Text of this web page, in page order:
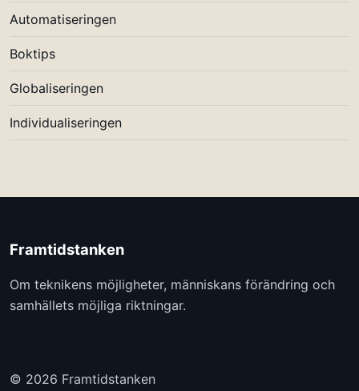
Automatiseringen
Boktips
Globaliseringen
Individualiseringen
Framtidstanken
Om teknikens möjligheter, människans förändring och
samhällets möjliga riktningar.
© 2026 Framtidstanken